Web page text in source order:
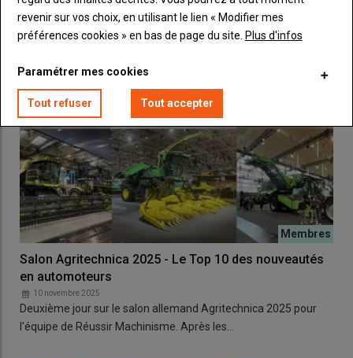
Salon Agritechnica 2025 - Le Top 10 des nouveautés
en automoteurs
10 novembre 2025
Deuxième jour sur le salon allemand Agritechnica 2025 pour
l'équipe de Réussir Machinisme. Après les…
revenir sur vos choix, en utilisant le lien « Modifier mes
préférences cookies » en bas de page du site. Plus d'infos
Paramétrer mes cookies
Tout refuser Tout accepter